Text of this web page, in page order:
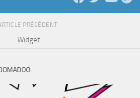
PRÉCÉDENT
Widget